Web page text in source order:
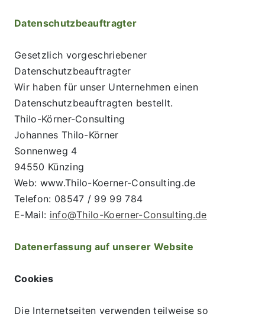
Datenschutzbeauftragter
Gesetzlich vorgeschriebener
Datenschutzbeauftragter
Wir haben für unser Unternehmen einen
Datenschutzbeauftragten bestellt.
Thilo-Körner-Consulting
Johannes Thilo-Körner
Sonnenweg 4
94550 Künzing
Web: www.Thilo-Koerner-Consulting.de
Telefon: 08547 / 99 99 784
E-Mail: info@Thilo-Koerner-Consulting.de
Datenerfassung auf unserer Website
Cookies
Die Internetseiten verwenden teilweise so